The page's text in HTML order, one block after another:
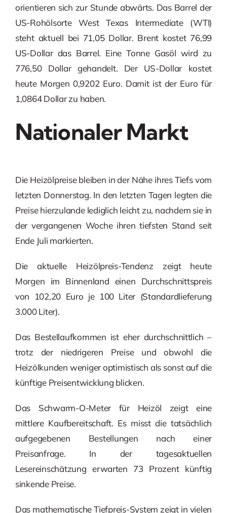
orientieren sich zur Stunde abwärts. Das Barrel der
US-Rohölsorte West Texas Intermediate (WTI)
steht aktuell bei 71,05 Dollar. Brent kostet 76,99
US-Dollar das Barrel. Eine Tonne Gasöl wird zu
776,50 Dollar gehandelt. Der US-Dollar kostet
heute Morgen 0,9202 Euro. Damit ist der Euro für
1,0864 Dollar zu haben.
Nationaler Markt
Die Heizölpreise bleiben in der Nähe ihres Tiefs vom
letzten Donnerstag. In den letzten Tagen legten die
Preise hierzulande lediglich leicht zu, nachdem sie in
der vergangenen Woche ihren tiefsten Stand seit
Ende Juli markierten.
Die aktuelle Heizölpreis-Tendenz zeigt heute
Morgen im Binnenland einen Durchschnittspreis
von 102,20 Euro je 100 Liter (Standardlieferung
3.000 Liter).
Das Bestellaufkommen ist eher durchschnittlich –
trotz der niedrigeren Preise und obwohl die
Heizölkunden weniger optimistisch als sonst auf die
künftige Preisentwicklung blicken.
Das Schwarm-O-Meter für Heizöl zeigt eine
mittlere Kaufbereitschaft. Es misst die tatsächlich
aufgegebenen Bestellungen nach einer
Preisanfrage. In der tagesaktuellen
Lesereinschätzung erwarten 73 Prozent künftig
sinkende Preise.
Das mathematische Tiefpreis-System zeigt in vielen